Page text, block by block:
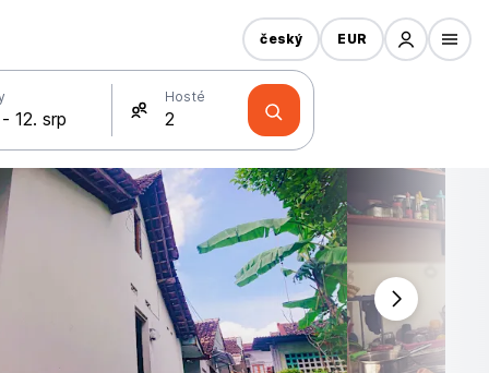
Hosté
český EUR